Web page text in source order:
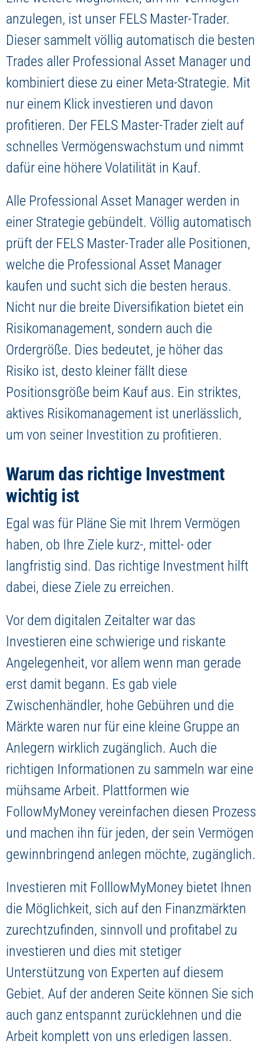
anzulegen, ist unser FELS Master-Trader.
Dieser sammelt völlig automatisch die besten
Trades aller Professional Asset Manager und
kombiniert diese zu einer Meta-Strategie. Mit
nur einem Klick investieren und davon
profitieren. Der FELS Master-Trader zielt auf
schnelles Vermögenswachstum und nimmt
dafür eine höhere Volatilität in Kauf.
Alle Professional Asset Manager werden in
einer Strategie gebündelt. Völlig automatisch
prüft der FELS Master-Trader alle Positionen,
welche die Professional Asset Manager
kaufen und sucht sich die besten heraus.
Nicht nur die breite Diversifikation bietet ein
Risikomanagement, sondern auch die
Ordergröße. Dies bedeutet, je höher das
Risiko ist, desto kleiner fällt diese
Positionsgröße beim Kauf aus. Ein striktes,
aktives Risikomanagement ist unerlässlich,
um von seiner Investition zu profitieren.
Warum das richtige Investment
wichtig ist
Egal was für Pläne Sie mit Ihrem Vermögen
haben, ob Ihre Ziele kurz-, mittel- oder
langfristig sind. Das richtige Investment hilft
dabei, diese Ziele zu erreichen.
Vor dem digitalen Zeitalter war das
Investieren eine schwierige und riskante
Angelegenheit, vor allem wenn man gerade
erst damit begann. Es gab viele
Zwischenhändler, hohe Gebühren und die
Märkte waren nur für eine kleine Gruppe an
Anlegern wirklich zugänglich. Auch die
richtigen Informationen zu sammeln war eine
mühsame Arbeit. Plattformen wie
FollowMyMoney vereinfachen diesen Prozess
und machen ihn für jeden, der sein Vermögen
gewinnbringend anlegen möchte, zugänglich.
Investieren mit FolllowMyMoney bietet Ihnen
die Möglichkeit, sich auf den Finanzmärkten
zurechtzufinden, sinnvoll und profitabel zu
investieren und dies mit stetiger
Unterstützung von Experten auf diesem
Gebiet. Auf der anderen Seite können Sie sich
auch ganz entspannt zurücklehnen und die
Arbeit komplett von uns erledigen lassen.